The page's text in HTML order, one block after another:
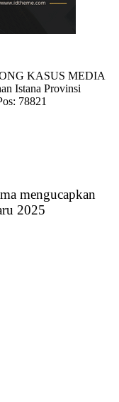
KASUS MEDIA
Istana Provinsi
78821
mengucapkan
2025